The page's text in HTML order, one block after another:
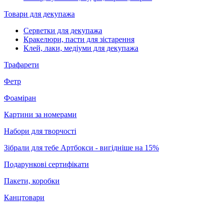
Товари для декупажа
Серветки для декупажа
Кракелюри, пасти для зістарення
Клей, лаки, медіуми для декупажа
Трафарети
Фетр
Фоаміран
Картини за номерами
Набори для творчості
Зібрали для тебе Артбокси - вигідніше на 15%
Подарункові сертифікати
Пакети, коробки
Канцтовари